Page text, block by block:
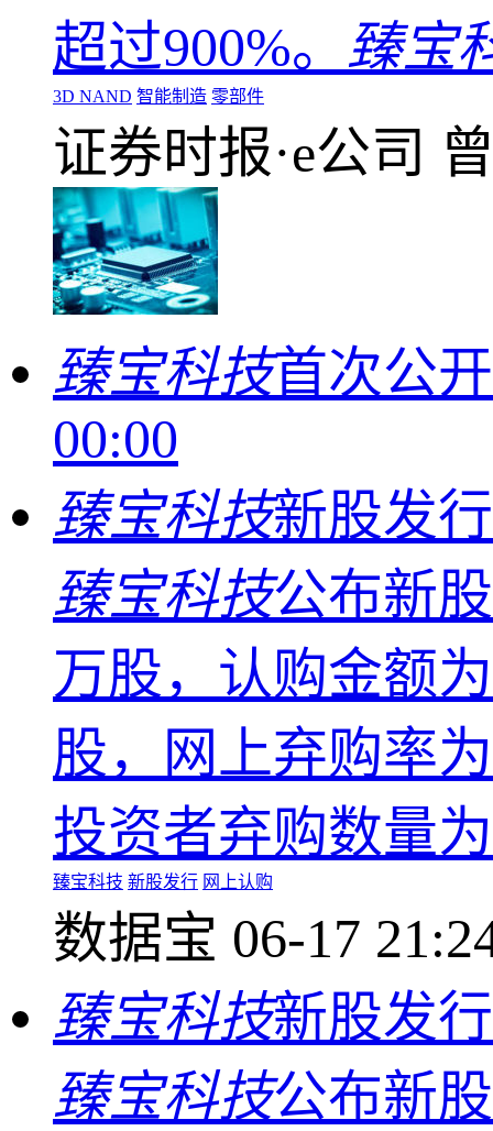
超过900%。 臻宝
3D NAND 智能制造 零部件
证券时报·e公司
臻宝科技首次公
00:00
臻宝科技新股发
臻宝科技公布新
万股，认购金额
股，网上弃购率
投资者弃购数量
臻宝科技 新股发行 网上认购
数据宝 06-17
臻宝科技新股发
臻宝科技公布新